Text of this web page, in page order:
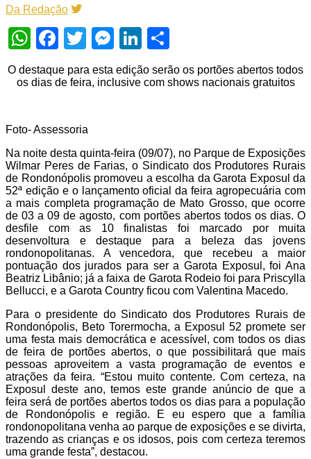
Da Redação
WhatsApp
Facebook
TwitterMessenger
LinkedIn
O destaque para esta edição serão os portões abertos todos
os dias de feira, inclusive com shows nacionais gratuitos
Foto- Assessoria
Na noite desta quinta-feira (09/07), no Parque de Exposições
Wilmar Peres de Farias, o Sindicato dos Produtores Rurais
de Rondonópolis promoveu a escolha da Garota Exposul da
52ª edição e o lançamento oficial da feira agropecuária com
a mais completa programação de Mato Grosso, que ocorre
de 03 a 09 de agosto, com portões abertos todos os dias. O
desfile com as 10 finalistas foi marcado por muita
desenvoltura e destaque para a beleza das jovens
rondonopolitanas. A vencedora, que recebeu a maior
pontuação dos jurados para ser a Garota Exposul, foi Ana
Beatriz Libânio; já a faixa de Garota Rodeio foi para Priscylla
Bellucci, e a Garota Country ficou com Valentina Macedo.
Para o presidente do Sindicato dos Produtores Rurais de
Rondonópolis, Beto Torermocha, a Exposul 52 promete ser
uma festa mais democrática e acessível, com todos os dias
de feira de portões abertos, o que possibilitará que mais
pessoas aproveitem a vasta programação de eventos e
atrações da feira. “Estou muito contente. Com certeza, na
Exposul deste ano, temos este grande anúncio de que a
feira será de portões abertos todos os dias para a população
de Rondonópolis e região. E eu espero que a família
rondonopolitana venha ao parque de exposições e se divirta,
trazendo as crianças e os idosos, pois com certeza teremos
uma grande festa”, destacou.